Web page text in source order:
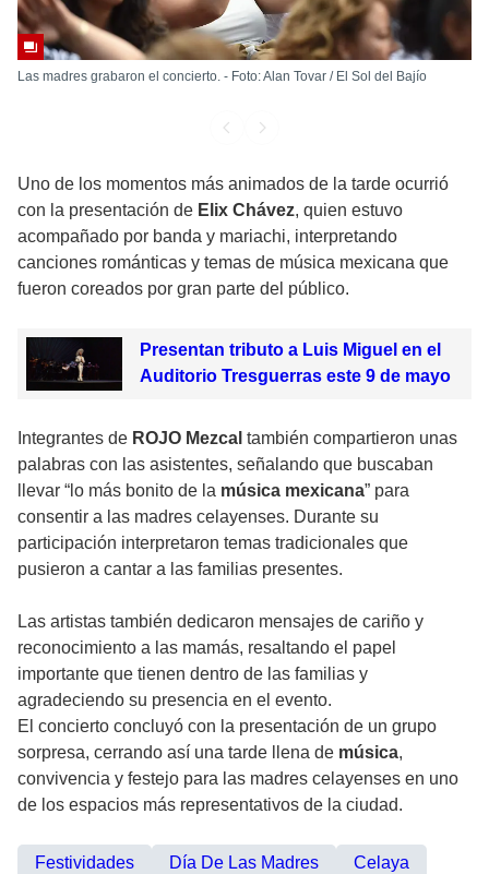
Las madres grabaron el concierto. - Foto: Alan Tovar / El Sol del Bajío
Uno de los momentos más animados de la tarde ocurrió
con la presentación de Elix Chávez, quien estuvo
acompañado por banda y mariachi, interpretando
canciones románticas y temas de música mexicana que
fueron coreados por gran parte del público.
Presentan tributo a Luis Miguel en el
Auditorio Tresguerras este 9 de mayo
Integrantes de ROJO Mezcal también compartieron unas
palabras con las asistentes, señalando que buscaban
llevar “lo más bonito de la música mexicana” para
consentir a las madres celayenses. Durante su
participación interpretaron temas tradicionales que
pusieron a cantar a las familias presentes.
Las artistas también dedicaron mensajes de cariño y
reconocimiento a las mamás, resaltando el papel
importante que tienen dentro de las familias y
agradeciendo su presencia en el evento.
El concierto concluyó con la presentación de un grupo
sorpresa, cerrando así una tarde llena de música,
convivencia y festejo para las madres celayenses en uno
de los espacios más representativos de la ciudad.
Festividades Día De Las Madres Celaya